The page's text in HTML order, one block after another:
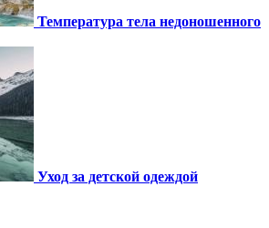
Температура тела недоношенного
Уход за детской одеждой